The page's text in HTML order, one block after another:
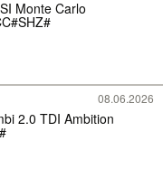
Monte Carlo
08.06.2026
2.0 TDI Ambition